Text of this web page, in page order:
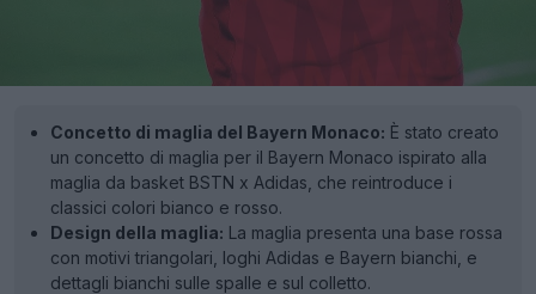
Concetto di maglia del Bayern Monaco: È stato creato
un concetto di maglia per il Bayern Monaco ispirato alla
maglia da basket BSTN x Adidas, che reintroduce i
classici colori bianco e rosso.
Design della maglia: La maglia presenta una base rossa
con motivi triangolari, loghi Adidas e Bayern bianchi, e
dettagli bianchi sulle spalle e sul colletto.